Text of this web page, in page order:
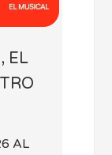
EL
AL